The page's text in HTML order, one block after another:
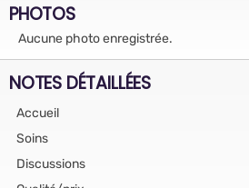
PHOTOS
Aucune photo enregistrée.
NOTES DÉTAILLÉES
Accueil
Soins
Discussions